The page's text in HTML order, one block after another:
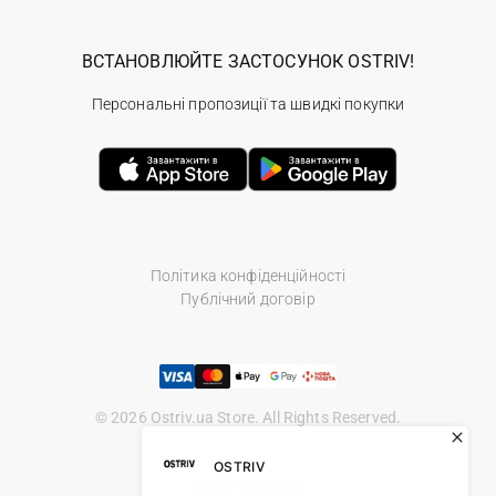
Політика конфіденційності
Публічний договір
© 2026 Ostriv.ua Store. All Rights Reserved.
ВСТАНОВЛЮЙТЕ ЗАСТОСУНОК OSTRIV!
Персональні пропозиції та швидкі покупки